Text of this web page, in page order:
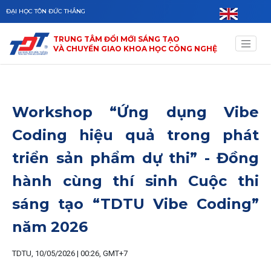
Skip to main content
ĐẠI HỌC TÔN ĐỨC THẮNG
TRUNG TÂM ĐỔI MỚI SÁNG TẠO
VÀ CHUYỂN GIAO KHOA HỌC CÔNG NGHỆ
Workshop “Ứng dụng Vibe
Coding hiệu quả trong phát
triển sản phẩm dự thi” - Đồng
hành cùng thí sinh Cuộc thi
sáng tạo “TDTU Vibe Coding”
năm 2026
TDTU, 10/05/2026 | 00:26, GMT+7